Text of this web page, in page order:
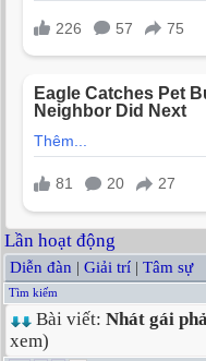
Lần hoạt động
Diễn đàn | Giải trí | Tâm sự
Tìm kiếm
Bài viết: Nhát gái
xem)